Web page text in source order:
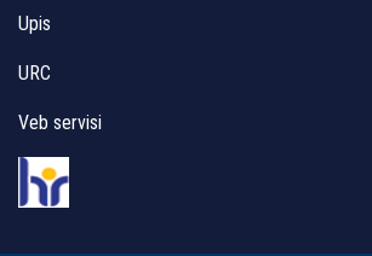
Upis
URC
Veb servisi